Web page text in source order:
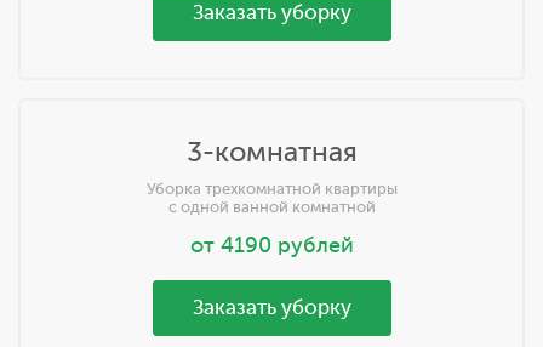
Заказать уборку
3-комнатная
Уборка трехкомнатной квартиры
с одной ванной комнатной
от 4190 рублей
Заказать уборку